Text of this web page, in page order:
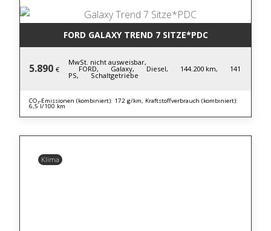
FORD GALAXY TREND 7 SITZE*PDC
5.890 €
MwSt. nicht ausweisbar,
FORD, Galaxy, Diesel, 144.200 km, 141
PS, Schaltgetriebe
CO₂-Emissionen (kombiniert): 172 g/km, Kraftstoffverbrauch (kombiniert):
6,5 l/100 km
Klima